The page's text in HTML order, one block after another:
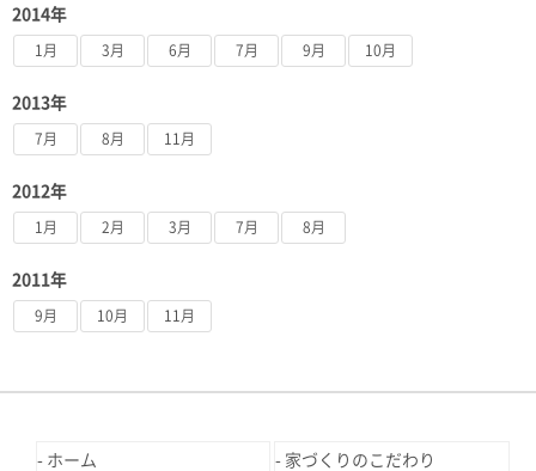
2014年
1月 3月 6月 7月 9月 10月
2013年
7月 8月 11月
2012年
1月 2月 3月 7月 8月
2011年
9月 10月 11月
ホーム 家づくりのこだわり